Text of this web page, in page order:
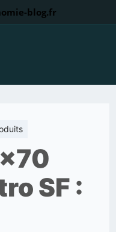
blog.fr
SF :